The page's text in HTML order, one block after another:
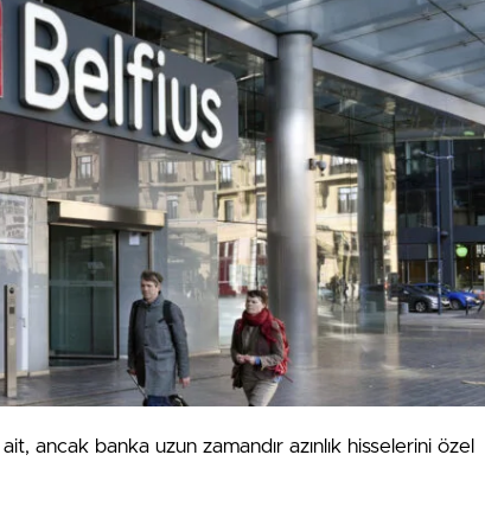
ancak banka uzun zamandır azınlık hisselerini özel